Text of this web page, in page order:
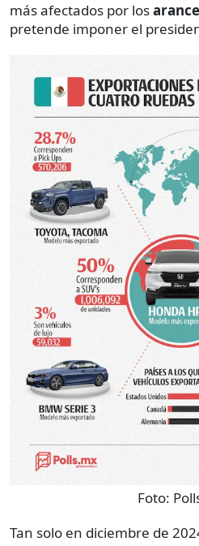
más afectados por los
pretende imponer el
Foto:
Tan solo en diciembre de